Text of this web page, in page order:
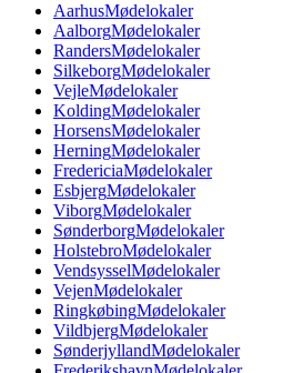
AarhusMødelokaler
AalborgMødelokaler
RandersMødelokaler
SilkeborgMødelokaler
VejleMødelokaler
KoldingMødelokaler
HorsensMødelokaler
HerningMødelokaler
FredericiaMødelokaler
EsbjergMødelokaler
ViborgMødelokaler
SønderborgMødelokaler
HolstebroMødelokaler
VendsysselMødelokaler
VejenMødelokaler
RingkøbingMødelokaler
VildbjergMødelokaler
SønderjyllandMødelokaler